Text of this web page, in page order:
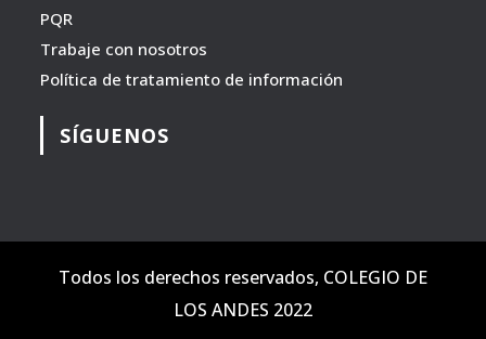
PQR
Trabaje con nosotros
Política de tratamiento de información
SÍGUENOS
Todos los derechos reservados, COLEGIO DE
LOS ANDES 2022